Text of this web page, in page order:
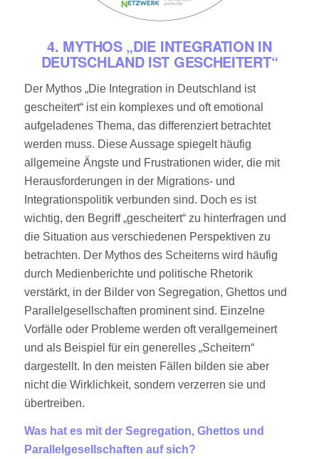
4. MYTHOS „DIE INTEGRATION IN
DEUTSCHLAND IST GESCHEITERT“
Der Mythos „Die Integration in Deutschland ist
gescheitert“ ist ein komplexes und oft emotional
aufgeladenes Thema, das differenziert betrachtet
werden muss. Diese Aussage spiegelt häufig
allgemeine Ängste und Frustrationen wider, die mit
Herausforderungen in der Migrations- und
Integrationspolitik verbunden sind. Doch es ist
wichtig, den Begriff „gescheitert“ zu hinterfragen und
die Situation aus verschiedenen Perspektiven zu
betrachten. Der Mythos des Scheiterns wird häufig
durch Medienberichte und politische Rhetorik
verstärkt, in der Bilder von Segregation, Ghettos und
Parallelgesellschaften prominent sind. Einzelne
Vorfälle oder Probleme werden oft verallgemeinert
und als Beispiel für ein generelles „Scheitern“
dargestellt. In den meisten Fällen bilden sie aber
nicht die Wirklichkeit, sondern verzerren sie und
übertreiben.
Was hat es mit der Segregation, Ghettos und
Parallelgesellschaften auf sich?